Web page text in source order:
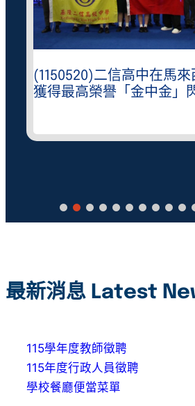
(1150520)二信高中在馬
獲得最高榮譽「金中金」
最新消息 Latest
115學年度教師徵聘
115年度行政人員徵聘
學校餐廳便當菜單